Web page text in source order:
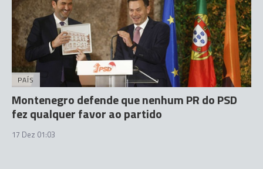
PAÍS
Montenegro defende que nenhum PR do PSD
fez qualquer favor ao partido
17 Dez 01:03